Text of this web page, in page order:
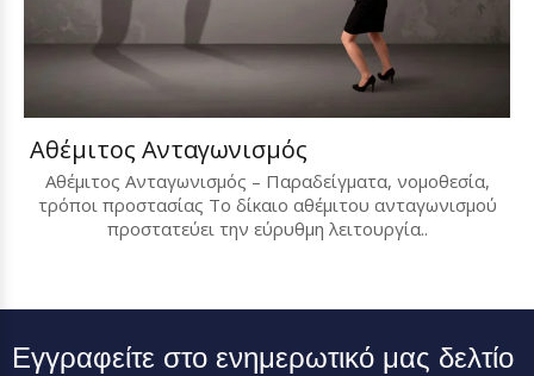
Αθέμιτος Ανταγωνισμός
Αθέμιτος Ανταγωνισμός – Παραδείγματα, νομοθεσία,
τρόποι προστασίας Το δίκαιο αθέμιτου ανταγωνισμού
προστατεύει την εύρυθμη λειτουργία..
Εγγραφείτε στο ενημερωτικό μας δελτίο